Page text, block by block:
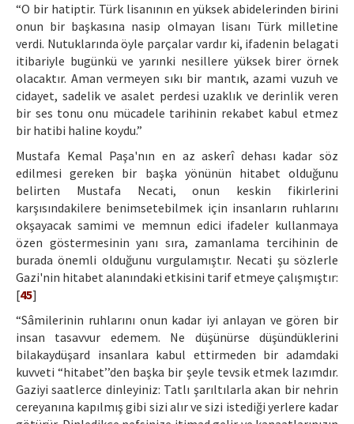
“O bir hatiptir. Türk lisanının en yüksek abidelerinden birini
onun bir başkasına nasip olmayan lisanı Türk milletine
verdi. Nutuklarında öyle parçalar vardır ki, ifadenin belagati
itibariyle bugünkü ve yarınki nesillere yüksek birer örnek
olacaktır. Aman vermeyen sıkı bir mantık, azami vuzuh ve
cidayet, sadelik ve asalet perdesi uzaklık ve derinlik veren
bir ses tonu onu mücadele tarihinin rekabet kabul etmez
bir hatibi haline koydu.”
Mustafa Kemal Paşa'nın en az askerî dehası kadar söz
edilmesi gereken bir başka yönünün hitabet olduğunu
belirten Mustafa Necati, onun keskin fikirlerini
karşısındakilere benimsetebilmek için insanların ruhlarını
okşayacak samimi ve memnun edici ifadeler kullanmaya
özen göstermesinin yanı sıra, zamanlama tercihinin de
burada önemli olduğunu vurgulamıştır. Necati şu sözlerle
Gazi'nin hitabet alanındaki etkisini tarif etmeye çalışmıştır:
[45]
“Sâmilerinin ruhlarını onun kadar iyi anlayan ve gören bir
insan tasavvur edemem. Ne düşünürse düşündüklerini
bilakaydüşard insanlara kabul ettirmeden bir adamdaki
kuvveti “hitabet’’den başka bir şeyle tevsik etmek lazımdır.
Gaziyi saatlerce dinleyiniz: Tatlı şarıltılarla akan bir nehrin
cereyanına kapılmış gibi sizi alır ve sizi istediği yerlere kadar